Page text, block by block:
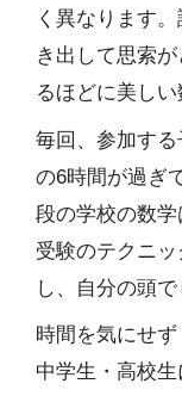
く異なります
き出して思索
るほどに美しい
毎回、参加す
の6時間が過ぎ
段の学校の数
受験のテクニ
し、自分の頭
時間を気にせ
中学生・高校